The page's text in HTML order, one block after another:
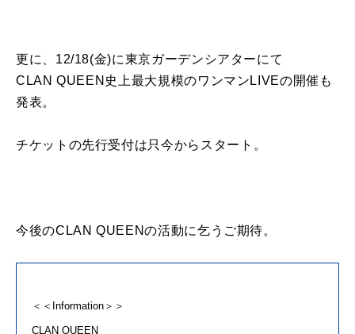
更に 12/18(金)に東京ガーデンシアターにて
CLAN QUEEN 史上最大規模のワンマン LIVEの開催も
発表。
チケット の先行受付は只今からスタート。
今後のCLAN QUEENの活動に乞うご期待。
＜＜ Information ＞＞
CLAN QUEEN